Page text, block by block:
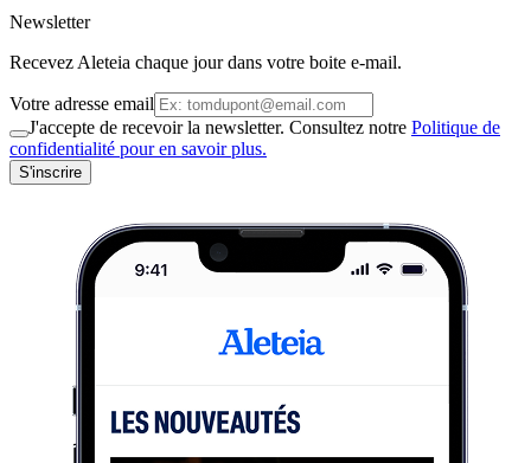
Newsletter
Recevez Aleteia chaque jour dans votre boite e-mail.
Votre adresse email
J'accepte de recevoir la newsletter. Consultez notre Politique de
confidentialité pour en savoir plus.
S'inscrire